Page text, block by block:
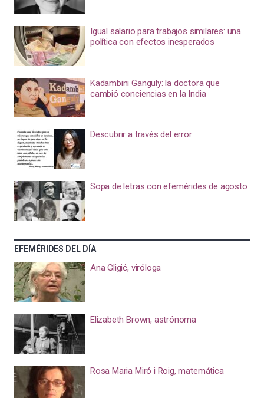
Igual salario para trabajos similares: una
política con efectos inesperados
Kadambini Ganguly: la doctora que
cambió conciencias en la India
Descubrir a través del error
Sopa de letras con efemérides de agosto
EFEMÉRIDES DEL DÍA
Ana Gligić, viróloga
Elizabeth Brown, astrónoma
Rosa Maria Miró i Roig, matemática